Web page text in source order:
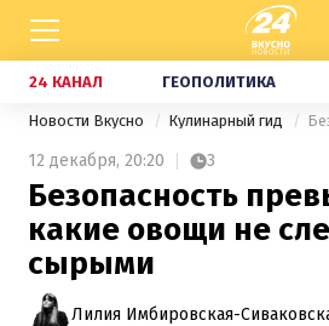
24 КАНАЛ ГЕОПОЛИТИКА
Новости Вкусно Кулинарный гид
12 декабря, 20:20 3
Безопасность
какие овощи не
сырыми
Лилия Имбировская-